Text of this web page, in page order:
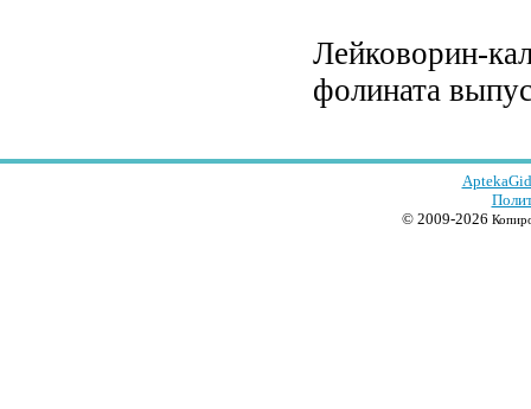
Лейковорин-
фолината
© 2009-2026